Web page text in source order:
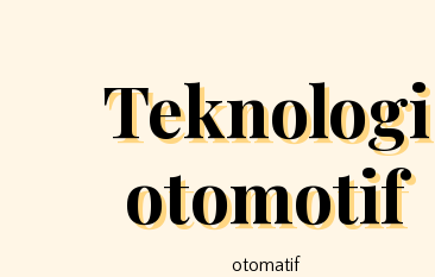
Teknologi
otomotif
otomatif